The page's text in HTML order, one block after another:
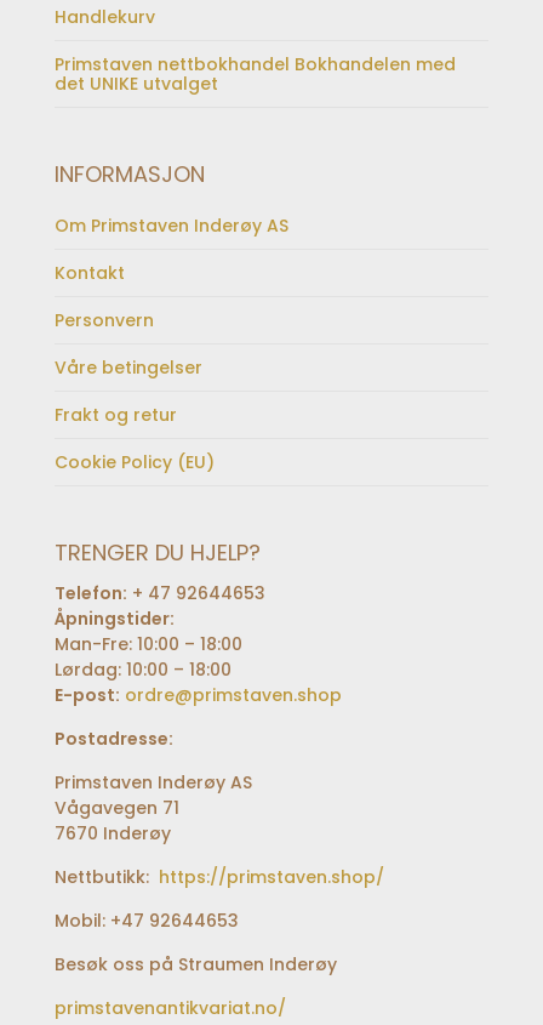
Handlekurv
Primstaven nettbokhandel Bokhandelen med
det UNIKE utvalget
INFORMASJON
Om Primstaven Inderøy AS
Kontakt
Personvern
Våre betingelser
Frakt og retur
Cookie Policy (EU)
TRENGER DU HJELP?
Telefon: + 47 92644653
Åpningstider:
Man-Fre: 10:00 – 18:00
Lørdag: 10:00 – 18:00
E-post: ordre@primstaven.shop
Postadresse:
Primstaven Inderøy AS
Vågavegen 71
7670 Inderøy
Nettbutikk: https://primstaven.shop/
Mobil: +47 92644653
Besøk oss på Straumen Inderøy
primstavenantikvariat.no/